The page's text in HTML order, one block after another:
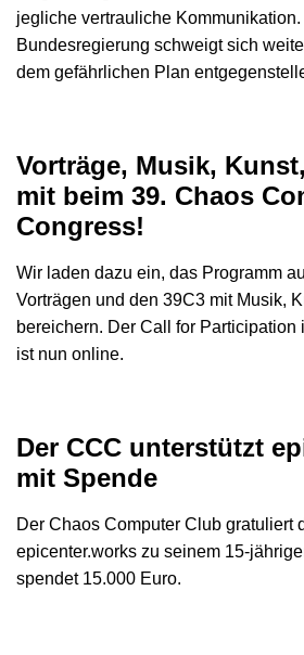
jegliche vertrauliche
Bundesregierung schweigt sich
dem gefährlichen Plan
Vorträge, Musik,
mit beim 39. Chaos
Congress!
Wir laden dazu ein, das Programm
Vorträgen und den 39C3 mit Musik,
bereichern. Der Call for Participation
ist nun online.
Der CCC unterstützt
mit Spende
Der Chaos Computer Club gratuliert
epicenter.works zu seinem 15-
spendet 15.000 Euro.